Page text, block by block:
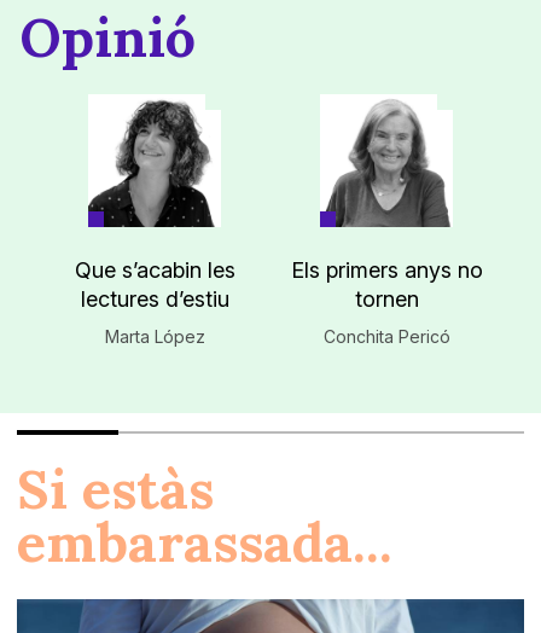
Opinió
Que s’acabin les
lectures d’estiu
Marta López
Els primers anys no
tornen
Conchita Pericó
Si estàs
embarassada...